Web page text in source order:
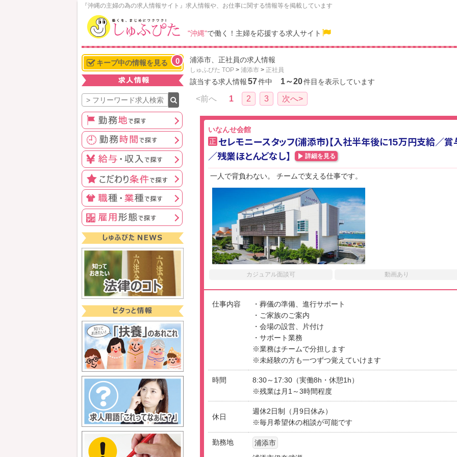
『沖縄の主婦の為の求人情報サイト』求人情報や、お仕事に関する情報等を掲載しています
"沖縄"で働く！主婦を応援する求人サイト
浦添市、正社員の求人情報
しゅふぴた TOP > 浦添市 > 正社員
該当する求人情報57件中 1～20件目を表示しています
<前へ 1 2 3 次へ>
いなんせ会館
正 セレモニースタッフ(浦添市)【入社半年後に15万円支給／賞
／残業ほとんどなし】
詳細を見る
一人で背負わない。 チームで支える仕事です。
カジュアル面談可 動画あり
仕事内容
・葬儀の準備、進行サポート
・ご家族のご案内
・会場の設営、片付け
・サポート業務
※業務はチームで分担します
※未経験の方も一つずつ覚えていけます
時間
8:30～17:30（実働8h・休憩1h）
※残業は月1～3時間程度
休日
週休2日制（月9日休み）
※毎月希望休の相談が可能です
勤務地
浦添市
キープ中の情報を見る 0